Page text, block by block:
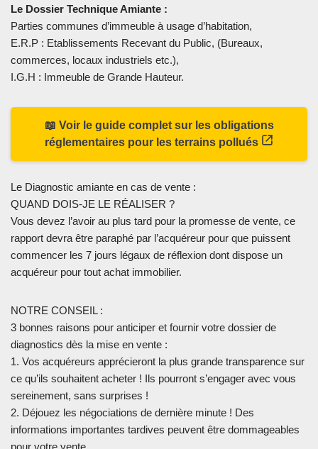
Le Dossier Technique Amiante :
Parties communes d’immeuble à usage d’habitation,
E.R.P : Etablissements Recevant du Public, (Bureaux,
commerces, locaux industriels etc.),
I.G.H : Immeuble de Grande Hauteur.
📖 Voir le guide complet sur les obligations
réglementaires pour les terrains pollués
Le Diagnostic amiante en cas de vente :
QUAND DOIS-JE LE RÉALISER ?
Vous devez l’avoir au plus tard pour la promesse de vente, ce
rapport devra être paraphé par l’acquéreur pour que puissent
commencer les 7 jours légaux de réflexion dont dispose un
acquéreur pour tout achat immobilier.
NOTRE CONSEIL :
3 bonnes raisons pour anticiper et fournir votre dossier de
diagnostics dès la mise en vente :
1. Vos acquéreurs apprécieront la plus grande transparence sur
ce qu’ils souhaitent acheter ! Ils pourront s’engager avec vous
sereinement, sans surprises !
2. Déjouez les négociations de dernière minute ! Des
informations importantes tardives peuvent être dommageables